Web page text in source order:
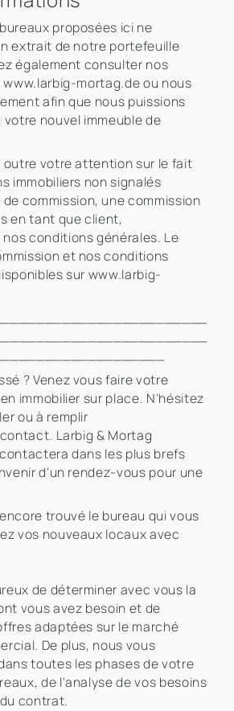
proposées ici ne
extrait de notre portefeuille
également consulter nos
mortag.de ou nous
afin que nous puissions
nouvel immeuble de
outre votre attention sur le fait
immobiliers non signalés
commission, une commission
en tant que client,
conditions générales. Le
et nos conditions
sur www.larbig-
? Venez vous faire votre
immobilier sur place. N'hésitez
ou à remplir
Larbig & Mortag
dans les plus brefs
d'un rendez-vous pour une
trouvé le bureau qui vous
vos nouveaux locaux avec
de déterminer avec vous la
vous avez besoin et de
adaptées sur le marché
De plus, nous vous
toutes les phases de votre
de l'analyse de vos besoins
contrat.